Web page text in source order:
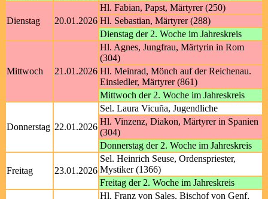
Dienstag 20.01.2026
Hl. Fabian, Papst, Märtyrer (250)
Hl. Sebastian, Märtyrer (288)
Dienstag der 2. Woche im Jahreskreis
Mittwoch 21.01.2026
Hl. Agnes, Jungfrau, Märtyrin in Rom
(304)
Hl. Meinrad, Mönch auf der Reichenau.
Einsiedler, Märtyrer (861)
Mittwoch der 2. Woche im Jahreskreis
Donnerstag 22.01.2026
Sel. Laura Vicuña, Jugendliche
Hl. Vinzenz, Diakon, Märtyrer in Spanien
(304)
Donnerstag der 2. Woche im Jahreskreis
Freitag 23.01.2026
Sel. Heinrich Seuse, Ordenspriester,
Mystiker (1366)
Freitag der 2. Woche im Jahreskreis
Hl. Franz von Sales, Bischof von Genf,